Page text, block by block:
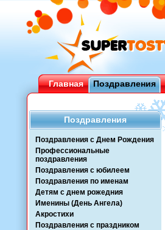
Главная Поздравления
Поздравления
Поздравления с Днем Рождения
Профессиональные
поздравления
Поздравления с юбилеем
Поздравления по именам
Детям с днем рожедния
Именины (День Ангела)
Акростихи
Поздравления с праздником